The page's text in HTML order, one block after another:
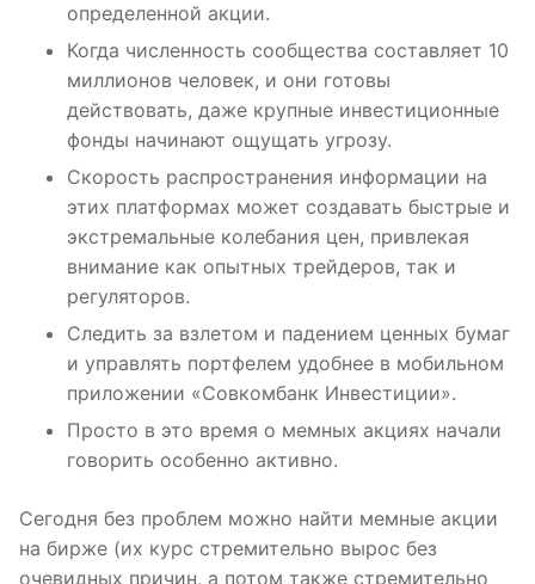
определенной акции.
Когда численность сообщества составляет 10
миллионов человек, и они готовы
действовать, даже крупные инвестиционные
фонды начинают ощущать угрозу.
Скорость распространения информации на
этих платформах может создавать быстрые и
экстремальные колебания цен, привлекая
внимание как опытных трейдеров, так и
регуляторов.
Следить за взлетом и падением ценных бумаг
и управлять портфелем удобнее в мобильном
приложении «Совкомбанк Инвестиции».
Просто в это время о мемных акциях начали
говорить особенно активно.
Сегодня без проблем можно найти мемные акции
на бирже (их курс стремительно вырос без
очевидных причин, а потом также стремительно